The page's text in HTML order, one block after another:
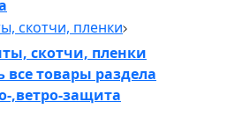
скотчи, пленки
скотчи, пленки
все товары раздела
,ветро-защита